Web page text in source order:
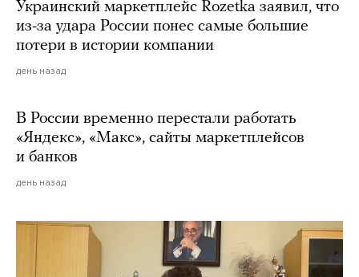
Украинский маркетплейс Rozetka заявил, что
из-за удара России понес самые большие
потери в истории компании
день назад
В России временно перестали работать
«Яндекс», «Макс», сайты маркетплейсов
и банков
день назад